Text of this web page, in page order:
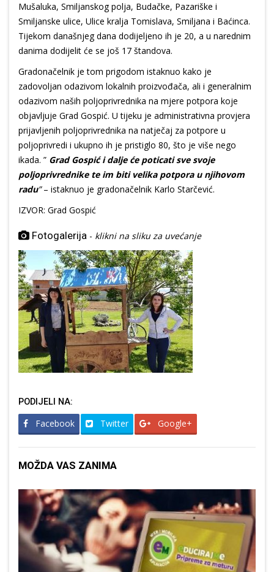
Mušaluka, Smiljanskog polja, Budačke, Pazariške i
Smiljanske ulice, Ulice kralja Tomislava, Smiljana i Baćinca.
Tijekom današnjeg dana dodijeljeno ih je 20, a u narednim
danima dodijelit će se još 17 štandova.
Gradonačelnik je tom prigodom istaknuo kako je
zadovoljan odazivom lokalnih proizvođača, ali i generalnim
odazivom naših poljoprivrednika na mjere potpora koje
objavljuje Grad Gospić. U tijeku je administrativna provjera
prijavljenih poljoprivrednika na natječaj za potpore u
poljoprivredi i ukupno ih je pristiglo 80, što je više nego
ikada. ” Grad Gospić i dalje će poticati sve svoje
poljoprivrednike te im biti velika potpora u njihovom
radu”– istaknuo je gradonačelnik Karlo Starčević.
IZVOR: Grad Gospić
Fotogalerija - klikni na sliku za uvećanje
PODIJELI NA:
Facebook Twitter Google+
MOŽDA VAS ZANIMA